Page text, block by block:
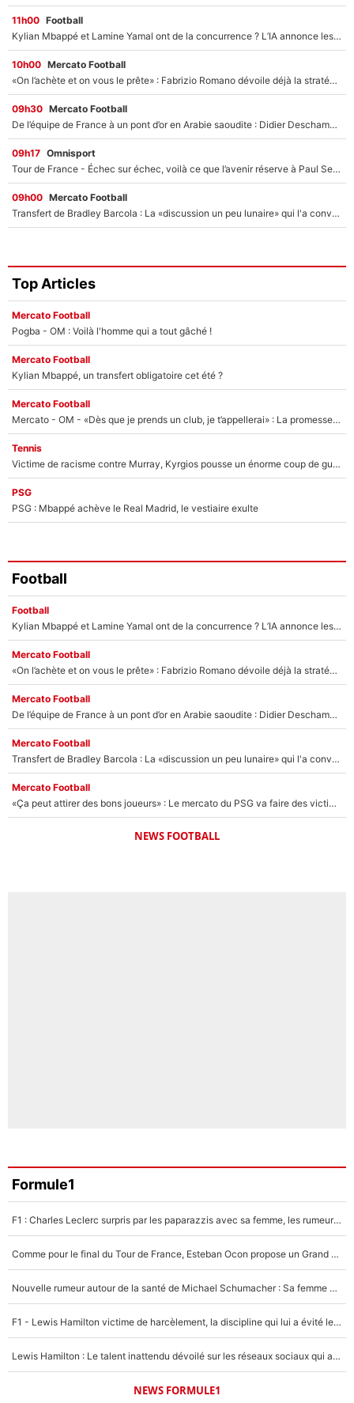
11h00 Football
Kylian Mbappé et Lamine Yamal ont de la concurrence ? L’IA annonce les 5 joueurs qui vont dominer le football dans les années à venir !
10h00 Mercato Football
«On l’achète et on vous le prête» : Fabrizio Romano dévoile déjà la stratégie du PSG avec le transfert de Zion Suzuki !
09h30 Mercato Football
De l’équipe de France à un pont d’or en Arabie saoudite : Didier Deschamps a donné sa réponse !
09h17 Omnisport
Tour de France - Échec sur échec, voilà ce que l’avenir réserve à Paul Seixas : «Tant qu’il y aura un Pogacar comme celui-là...»
09h00 Mercato Football
Transfert de Bradley Barcola : La «discussion un peu lunaire» qui l'a convaincu de quitter le PSG, son entourage est pointé du doigt
Top Articles
Mercato Football
Pogba - OM : Voilà l'homme qui a tout gâché !
Mercato Football
Kylian Mbappé, un transfert obligatoire cet été ?
Mercato Football
Mercato - OM - «Dès que je prends un club, je t’appellerai» : La promesse de Marcelino au moment de claquer la porte
Tennis
Victime de racisme contre Murray, Kyrgios pousse un énorme coup de gueule !
PSG
PSG : Mbappé achève le Real Madrid, le vestiaire exulte
Football
Football
Kylian Mbappé et Lamine Yamal ont de la concurrence ? L’IA annonce les 5 joueurs qui vont dominer le football dans les années à venir !
Mercato Football
«On l’achète et on vous le prête» : Fabrizio Romano dévoile déjà la stratégie du PSG avec le transfert de Zion Suzuki !
Mercato Football
De l’équipe de France à un pont d’or en Arabie saoudite : Didier Deschamps a donné sa réponse !
Mercato Football
Transfert de Bradley Barcola : La «discussion un peu lunaire» qui l'a convaincu de quitter le PSG, son entourage est pointé du doigt
Mercato Football
«Ça peut attirer des bons joueurs» : Le mercato du PSG va faire des victimes dans l'effectif de Luis Enrique ?
NEWS FOOTBALL
Formule1
F1 : Charles Leclerc surpris par les paparazzis avec sa femme, les rumeurs étaient vraies !
Comme pour le final du Tour de France, Esteban Ocon propose un Grand Prix de Formule 1 à Paris : «Autour de l’Arc de Triomphe, ce serait génial» !
Nouvelle rumeur autour de la santé de Michael Schumacher : Sa femme Corinna sort du silence
F1 - Lewis Hamilton victime de harcèlement, la discipline qui lui a évité le pire : «J'aurais probablement mal tourné»
Lewis Hamilton : Le talent inattendu dévoilé sur les réseaux sociaux qui a impressionné Kim Kardashian pendant leurs vacances en amoureux !
NEWS FORMULE1